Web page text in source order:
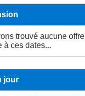
trouvé aucune offre
à ces dates...
jour